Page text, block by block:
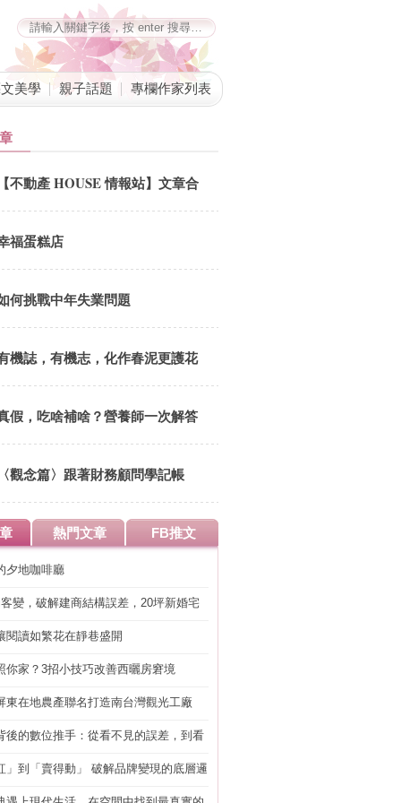
美學 親子話題 專欄作家列表
【不動產 HOUSE 情報站】文章合
公告
福蛋糕店
何挑戰中年失業問題
機誌，有機志，化作春泥更護花
鳳招 總編追思會5.18(六) 12:00-
假，吃啥補啥？營養師一次解答
〈觀念篇〉跟著財務顧問學記帳
熱門文章 FB推文
夕地咖啡廳
變，破解建商結構誤差，20坪新婚宅
閱讀如繁花在靜巷盛開
你家？3招小技巧改善西曬房窘境
東在地農產聯名打造南台灣觀光工廠
後的數位推手：從看不見的誤差，到看
」到「賣得動」 破解品牌變現的底層邏